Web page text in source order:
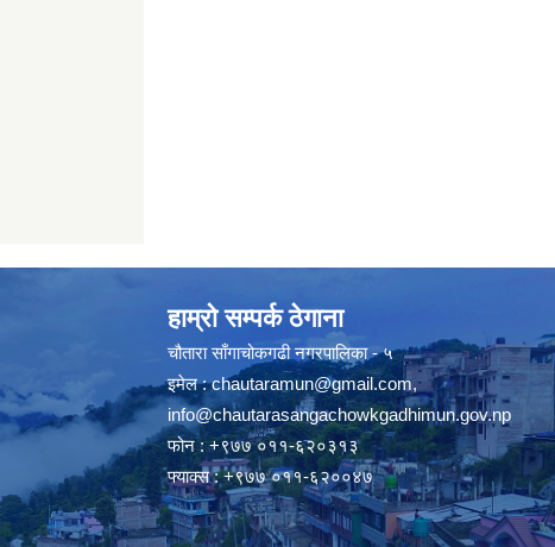
हाम्रो सम्पर्क ठेगाना
चौतारा साँगाचोकगढी नगरपालिका - ५
इमेल :chautaramun@gmail.com,
info@chautarasangachowkgadhimun.gov.np
फोन : +९७७ ०११-६२०३१३
फ्याक्स : +९७७ ०११-६२००४७